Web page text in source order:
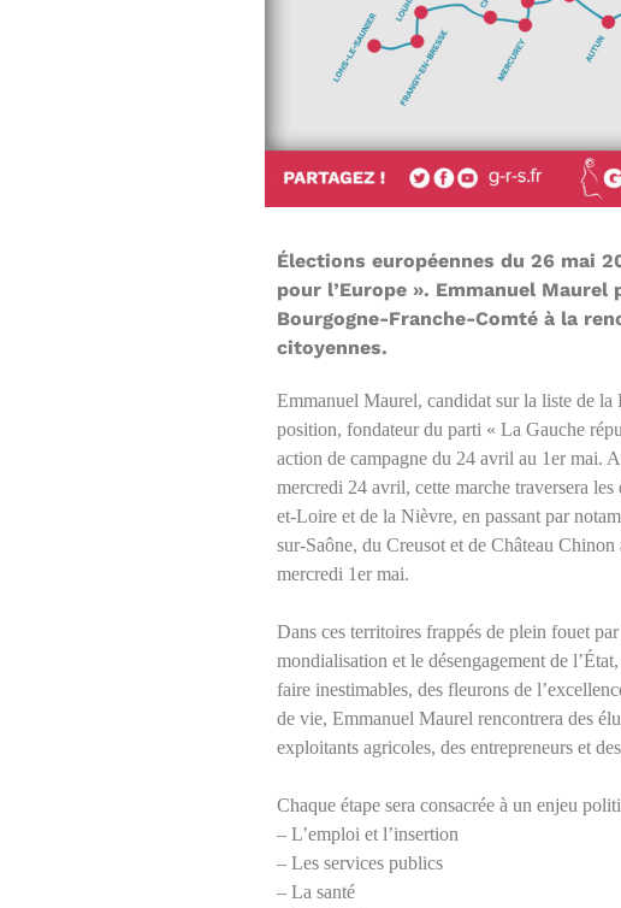
Élections européennes du 26 mai
pour l’Europe ». Emmanuel
Bourgogne-Franche-Comté à la
citoyennes.
Emmanuel Maurel, candidat sur la liste de la
position, fondateur du parti « La Gauche
action de campagne du 24 avril au 1er mai.
mercredi 24 avril, cette marche traversera
et-Loire et de la Nièvre, en passant par
sur-Saône, du Creusot et de Château Chinon
mercredi 1er mai.
Dans ces territoires frappés de plein fouet
mondialisation et le désengagement de
faire inestimables, des fleurons de
de vie, Emmanuel Maurel rencontrera des
exploitants agricoles, des entrepreneurs et
Chaque étape sera consacrée à un enjeu
– L’emploi et l’insertion
– Les services publics
– La santé